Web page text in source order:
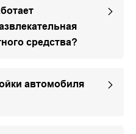
средства?
автомобиля